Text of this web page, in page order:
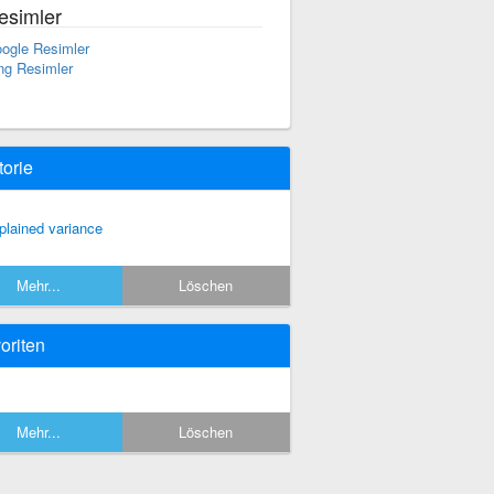
Resimler
Resimler
variance
Mehr... Löschen
Mehr... Löschen